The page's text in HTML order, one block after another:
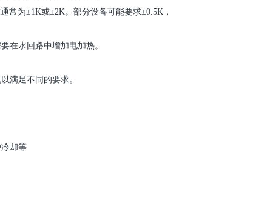
常为±1K或±2K 。部分设备可能要求±0.5K ，
在水回路中增加电加热。
以满足不同的要求。
却等